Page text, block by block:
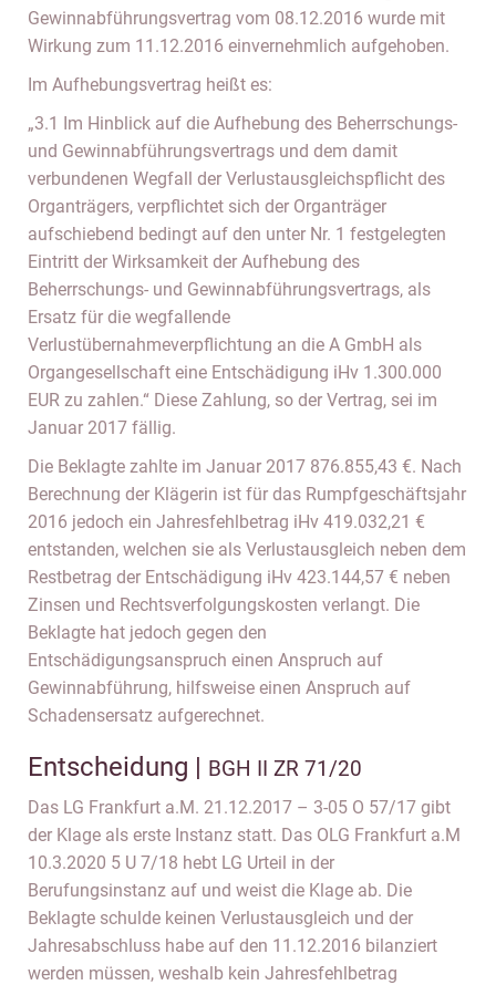
Gewinnabführungsvertrag vom 08.12.2016 wurde mit
Wirkung zum 11.12.2016 einvernehmlich aufgehoben.
Im Aufhebungsvertrag heißt es:
„3.1 Im Hinblick auf die Aufhebung des Beherrschungs-
und Gewinnabführungsvertrags und dem damit
verbundenen Wegfall der Verlustausgleichspflicht des
Organträgers, verpflichtet sich der Organträger
aufschiebend bedingt auf den unter Nr. 1 festgelegten
Eintritt der Wirksamkeit der Aufhebung des
Beherrschungs- und Gewinnabführungsvertrags, als
Ersatz für die wegfallende
Verlustübernahmeverpflichtung an die A GmbH als
Organgesellschaft eine Entschädigung iHv 1.300.000
EUR zu zahlen.“ Diese Zahlung, so der Vertrag, sei im
Januar 2017 fällig.
Die Beklagte zahlte im Januar 2017 876.855,43 €. Nach
Berechnung der Klägerin ist für das Rumpfgeschäftsjahr
2016 jedoch ein Jahresfehlbetrag iHv 419.032,21 €
entstanden, welchen sie als Verlustausgleich neben dem
Restbetrag der Entschädigung iHv 423.144,57 € neben
Zinsen und Rechtsverfolgungskosten verlangt. Die
Beklagte hat jedoch gegen den
Entschädigungsanspruch einen Anspruch auf
Gewinnabführung, hilfsweise einen Anspruch auf
Schadensersatz aufgerechnet.
Entscheidung | BGH II ZR 71/20
Das LG Frankfurt a.M. 21.12.2017 – 3-05 O 57/17 gibt
der Klage als erste Instanz statt. Das OLG Frankfurt a.M
10.3.2020 5 U 7/18 hebt LG Urteil in der
Berufungsinstanz auf und weist die Klage ab. Die
Beklagte schulde keinen Verlustausgleich und der
Jahresabschluss habe auf den 11.12.2016 bilanziert
werden müssen, weshalb kein Jahresfehlbetrag